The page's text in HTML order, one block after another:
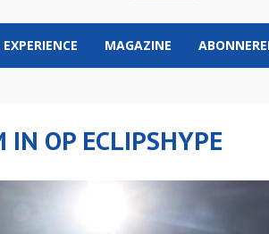
EXPERIENCE MAGAZINE
OP ECLIPSHYPE